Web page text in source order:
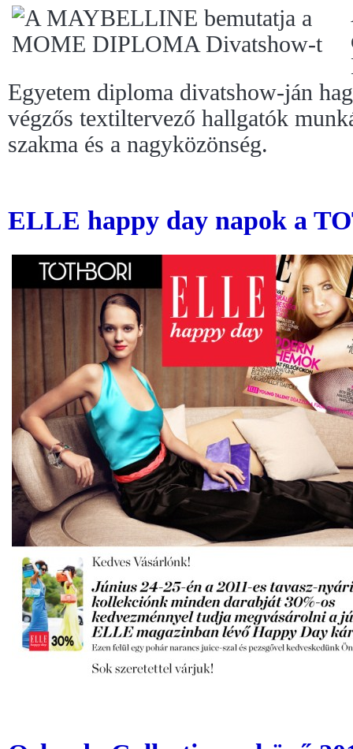
Egyetem diploma divatshow-ján
végzős textiltervező hallgatók
szakma és a nagyközönség.
ELLE happy day napok a